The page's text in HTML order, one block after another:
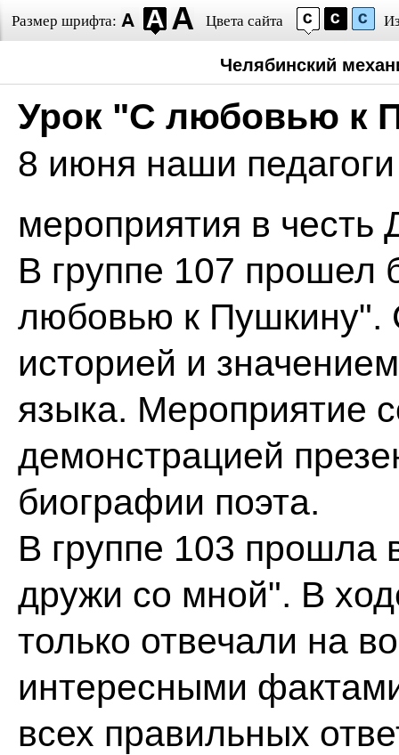
Размер шрифта: Цвета сайта
Челябинский
Урок "С любовью к
8 июня наши
мероприятия в честь
В группе 107 прошел
любовью к Пушкину".
историей и
языка. Мероприятие
демонстрацией
биографии поэта.
В группе 103 прошла
дружи со мной". В
только отвечали на
интересными
всех правильных